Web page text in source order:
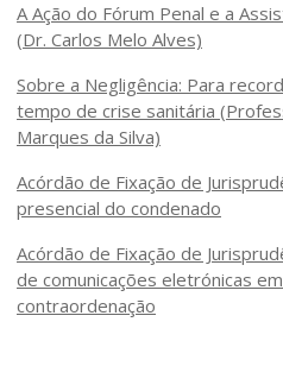
A Ação do Fórum Penal e a
(Dr. Carlos Melo Alves)
Sobre a Negligência: Para
tempo de crise sanitária
Marques da Silva)
Acórdão de Fixação de
presencial do condenado
Acórdão de Fixação de
de comunicações eletrónicas
contraordenação